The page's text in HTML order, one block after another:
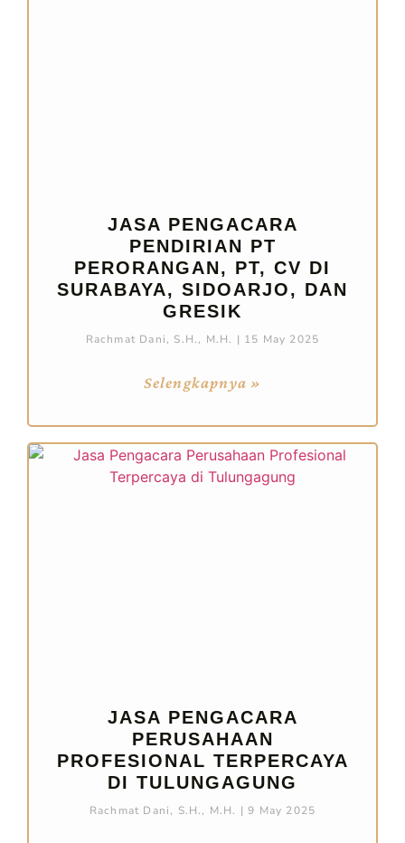
JASA PENGACARA
PENDIRIAN PT
PERORANGAN, PT, CV DI
SURABAYA, SIDOARJO, DAN
GRESIK
Rachmat Dani, S.H., M.H. 15 May 2025
Selengkapnya »
JASA PENGACARA
PERUSAHAAN
PROFESIONAL TERPERCAYA
DI TULUNGAGUNG
Rachmat Dani, S.H., M.H. 9 May 2025